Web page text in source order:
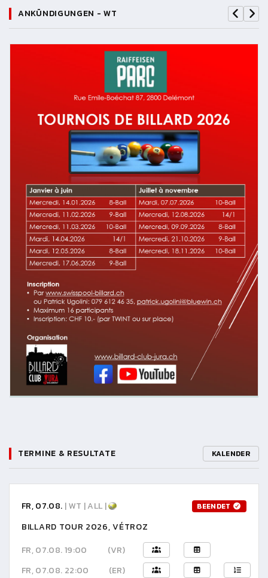
ANKÜNDIGUNGEN - WT
TERMINE & RESULTATE KALENDER
FR, 07.08. | WT | ALL | BEENDET
BILLARD TOUR 2026, VÉTROZ
FR, 07.08. 19:00
(VR)
FR, 07.08. 22:00
(ER)